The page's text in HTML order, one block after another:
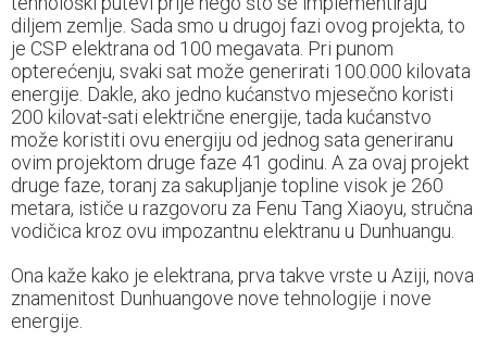
diljem zemlje. Sada smo u drugoj fazi ovog projekta, to
je CSP elektrana od 100 megavata. Pri punom
opterećenju, svaki sat može generirati 100.000 kilovata
energije. Dakle, ako jedno kućanstvo mjesečno koristi
200 kilovat-sati električne energije, tada kućanstvo
može koristiti ovu energiju od jednog sata generiranu
ovim projektom druge faze 41 godinu. A za ovaj projekt
druge faze, toranj za sakupljanje topline visok je 260
metara, ističe u razgovoru za Fenu Tang Xiaoyu, stručna
vodičica kroz ovu impozantnu elektranu u Dunhuangu.
Ona kaže kako je elektrana, prva takve vrste u Aziji, nova
znamenitost Dunhuangove nove tehnologije i nove
energije.